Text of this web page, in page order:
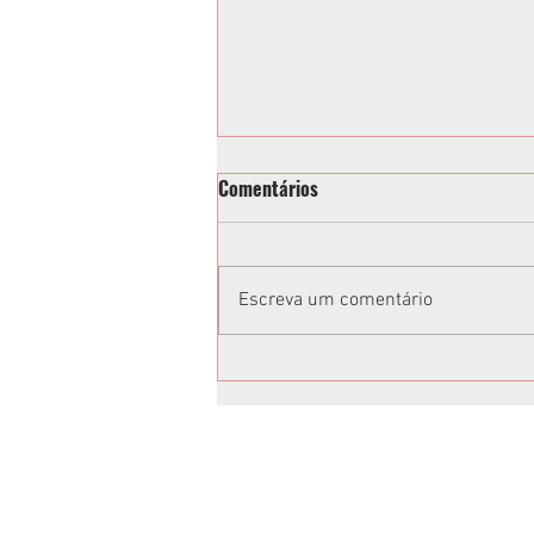
2ª Cavalgada Feminina em
Comentários
Escreva um comentário